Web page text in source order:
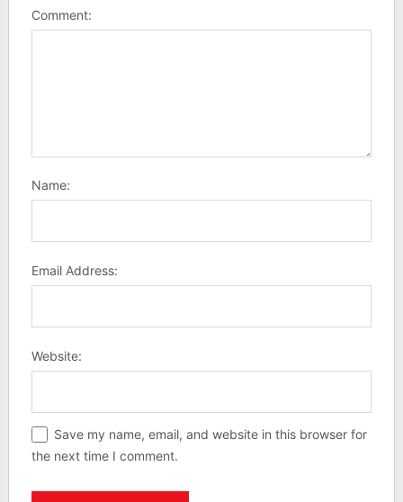
Comment:
Name:
Email Address:
Website:
Save my name, email, and website in this browser for
the next time I comment.